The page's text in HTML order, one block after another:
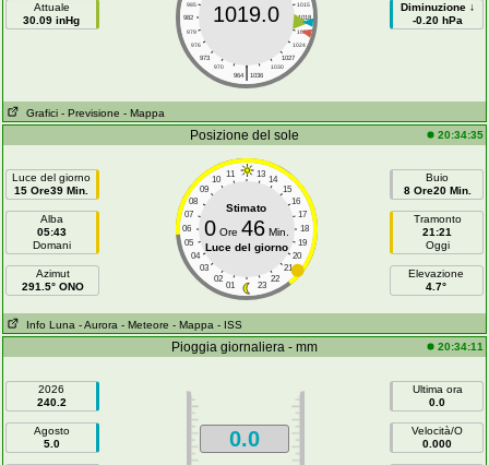
Attuale
30.09 inHg
985
1015
982
1018
979
1021
976
1024
973
1027
970
1030
|
964 1036
1019.0
Diminuzione ↓
-0.20 hPa
Grafici - Previsione - Mappa
Posizione del sole 20:34:35
Luce del giorno
15 Ore39 Min.
Alba
05:43
Domani
Azimut
291.5° ONO
11 13
10
14
09
15
08
16
07
17
06
18
05
19
04
20
03
21
02
22
01 23
Stimato
0Ore 46Min.
Luce del giorno
Buio
8 Ore20 Min.
Tramonto
21:21
Oggi
Elevazione
4.7°
Info Luna - Aurora - Meteore - Mappa - ISS
Pioggia giornaliera - mm 20:34:11
2026
240.2
Agosto
5.0
0.0
Ultima ora
0.0
Velocità/O
0.000